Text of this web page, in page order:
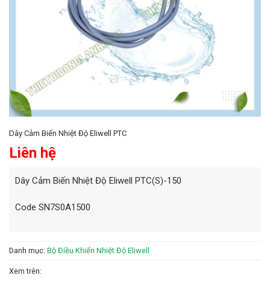
Dây Cảm Biến Nhiệt Độ Eliwell PTC
Liên hệ
Dây Cảm Biến Nhiệt Độ Eliwell PTC(S)-150
Code SN7S0A1500
Danh mục: Bộ Điều Khiển Nhiệt Độ Eliwell
Xem trên: